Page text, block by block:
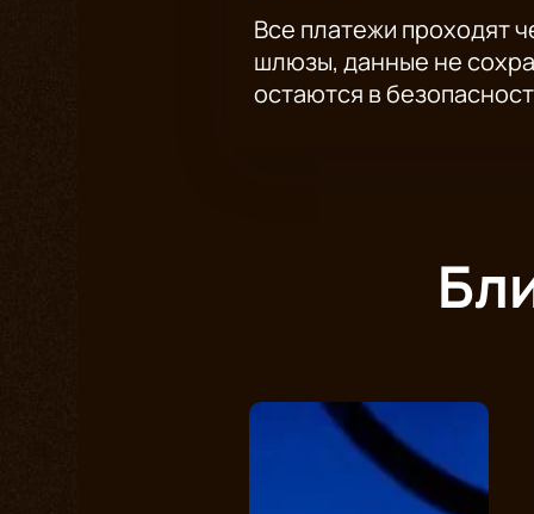
Все платежи проходят
шлюзы, данные не
остаются в